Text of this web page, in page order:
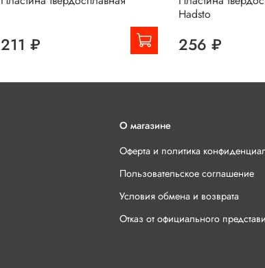
211 ₽
Hadsto
256 ₽
О магазине
Оферта и политика
Пользовательское соглашение
Условия обмена и возврата
Отказ от официального